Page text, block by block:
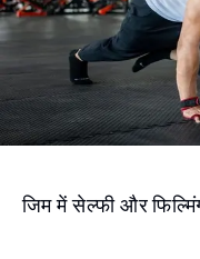
जिम में सेल्फी और